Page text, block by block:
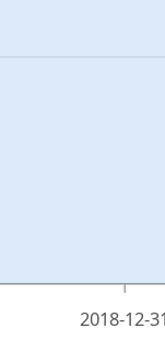
2018-12-31